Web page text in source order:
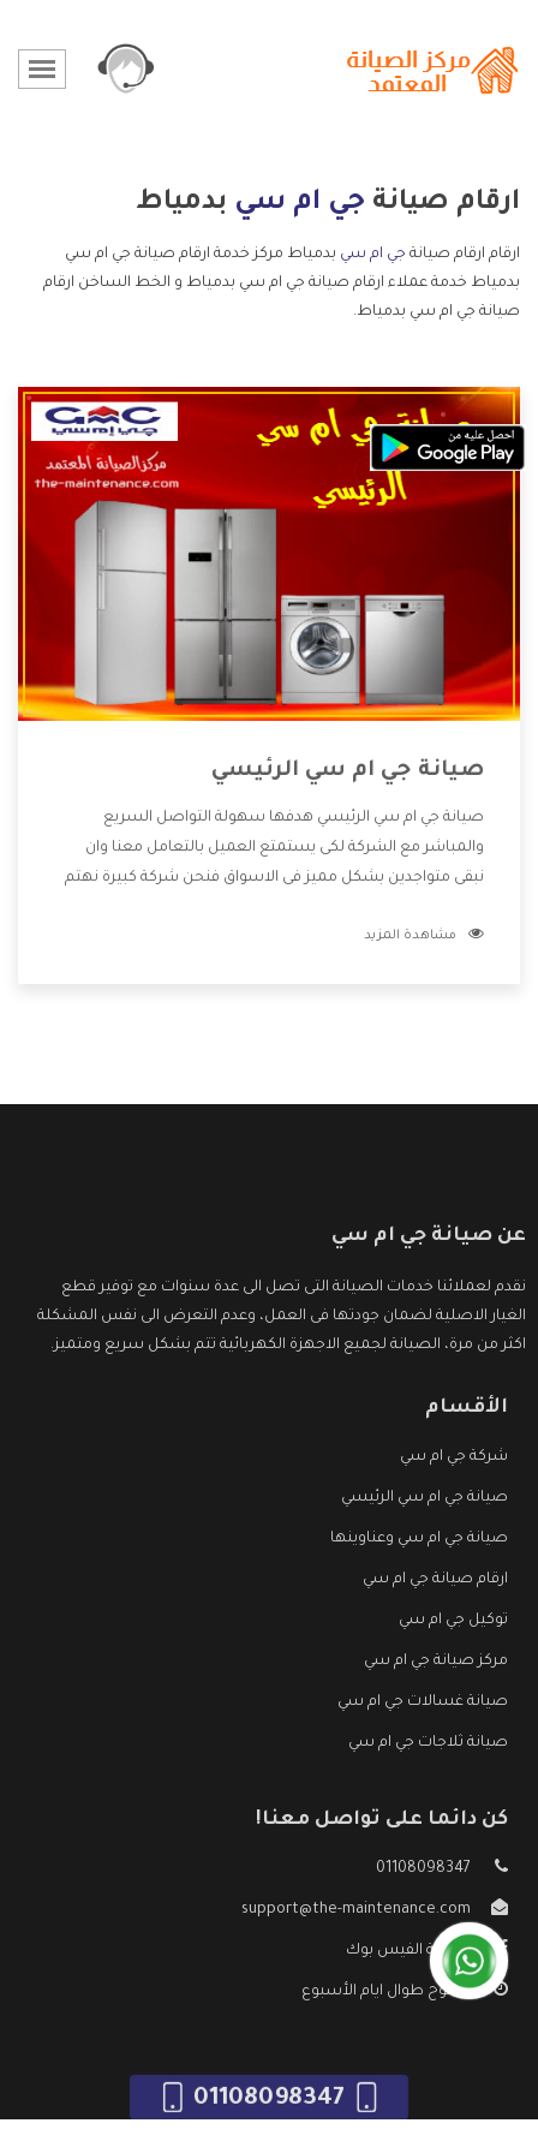
ارقام صيانة جي ام سي بدمياط
ارقام ارقام صيانة جي ام سي بدمياط مركز خدمة ارقام صيانة جي ام سي
بدمياط خدمة عملاء ارقام صيانة جي ام سي بدمياط و الخط الساخن ارقام
صيانة جي ام سي بدمياط.
صيانة جي ام سي الرئيسي
صيانة جي ام سي الرئيسي هدفها سهولة التواصل السريع
والمباشر مع الشركة لكى يستمتع العميل بالتعامل معنا وان
نبقى متواجدين بشكل مميز فى الاسواق فنحن شركة كبيرة نهتم
الشركة بها والتى تكون منها خدمة الصيانة التى تكون من أهم
مشاهدة المزيد
عن صيانة جي ام سي
نقدم لعملائنا خدمات الصيانة التى تصل الى عدة سنوات مع توفير قطع
الغيار الاصلية لضمان جودتها فى العمل، وعدم التعرض الى نفس المشكلة
اكثر من مرة، الصيانة لجميع الاجهزة الكهربائية تتم بشكل سريع ومتميز.
الأقسام
شركة جي ام سي
صيانة جي ام سي الرئيسي
صيانة جي ام سي وعناوينها
ارقام صيانة جي ام سي
توكيل جي ام سي
مركز صيانة جي ام سي
صيانة غسالات جي ام سي
صيانة ثلاجات جي ام سي
كن دائما على تواصل معنا!
01108098347
support@the-maintenance.com
صفحة الفيس بوك
مفتوح طوال ايام الأسبوع
01108098347